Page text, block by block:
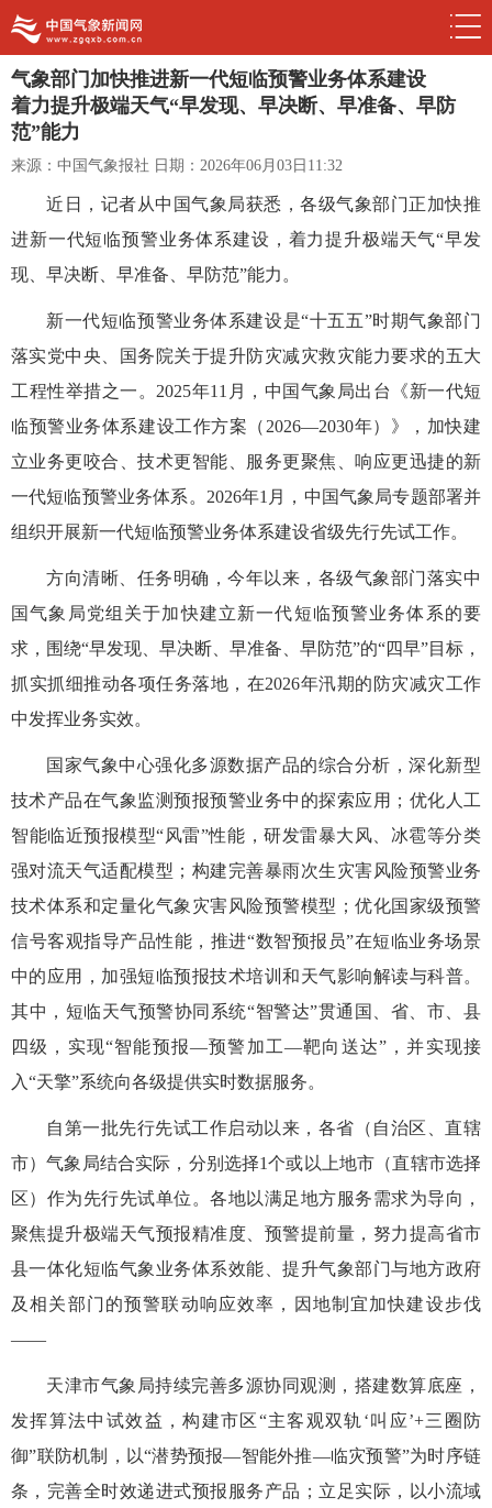
气象部门加快推进新一代短临预警业务体系建设
着力提升极端天气“早发现、早决断、早准备、早防
范”能力
来源：中国气象报社 日期：2026年06月03日11:32
近日，记者从中国气象局获悉，各级气象部门正加快推
进新一代短临预警业务体系建设，着力提升极端天气“早发
现、早决断、早准备、早防范”能力。
新一代短临预警业务体系建设是“十五五”时期气象部门
落实党中央、国务院关于提升防灾减灾救灾能力要求的五大
工程性举措之一。2025年11月，中国气象局出台《新一代短
临预警业务体系建设工作方案（2026—2030年）》，加快建
立业务更咬合、技术更智能、服务更聚焦、响应更迅捷的新
一代短临预警业务体系。2026年1月，中国气象局专题部署并
组织开展新一代短临预警业务体系建设省级先行先试工作。
方向清晰、任务明确，今年以来，各级气象部门落实中
国气象局党组关于加快建立新一代短临预警业务体系的要
求，围绕“早发现、早决断、早准备、早防范”的“四早”目标，
抓实抓细推动各项任务落地，在2026年汛期的防灾减灾工作
中发挥业务实效。
国家气象中心强化多源数据产品的综合分析，深化新型
技术产品在气象监测预报预警业务中的探索应用；优化人工
智能临近预报模型“风雷”性能，研发雷暴大风、冰雹等分类
强对流天气适配模型；构建完善暴雨次生灾害风险预警业务
技术体系和定量化气象灾害风险预警模型；优化国家级预警
信号客观指导产品性能，推进“数智预报员”在短临业务场景
中的应用，加强短临预报技术培训和天气影响解读与科普。
其中，短临天气预警协同系统“智警达”贯通国、省、市、县
四级，实现“智能预报—预警加工—靶向送达”，并实现接
入“天擎”系统向各级提供实时数据服务。
自第一批先行先试工作启动以来，各省（自治区、直辖
市）气象局结合实际，分别选择1个或以上地市（直辖市选择
区）作为先行先试单位。各地以满足地方服务需求为导向，
聚焦提升极端天气预报精准度、预警提前量，努力提高省市
县一体化短临气象业务体系效能、提升气象部门与地方政府
及相关部门的预警联动响应效率，因地制宜加快建设步伐
——
天津市气象局持续完善多源协同观测，搭建数算底座，
发挥算法中试效益，构建市区“主客观双轨‘叫应’+三圈防
御”联防机制，以“潜势预报—智能外推—临灾预警”为时序链
条，完善全时效递进式预报服务产品；立足实际，以小流域